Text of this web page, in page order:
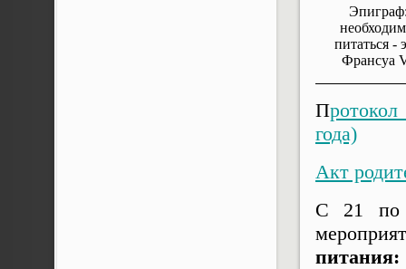
питаться -
Франсуа
П
года)
Акт
С 21 по
питания: